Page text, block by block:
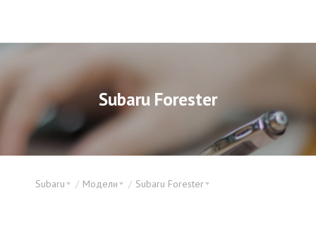
Subaru Forester
Subaru Модели Subaru Forester